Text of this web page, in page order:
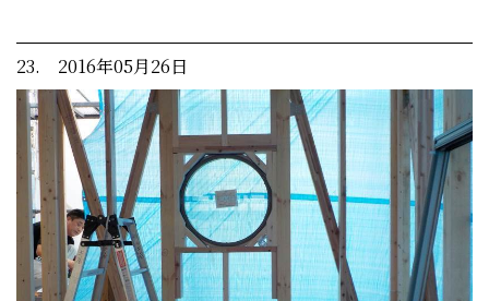
23. 2016年05月26日